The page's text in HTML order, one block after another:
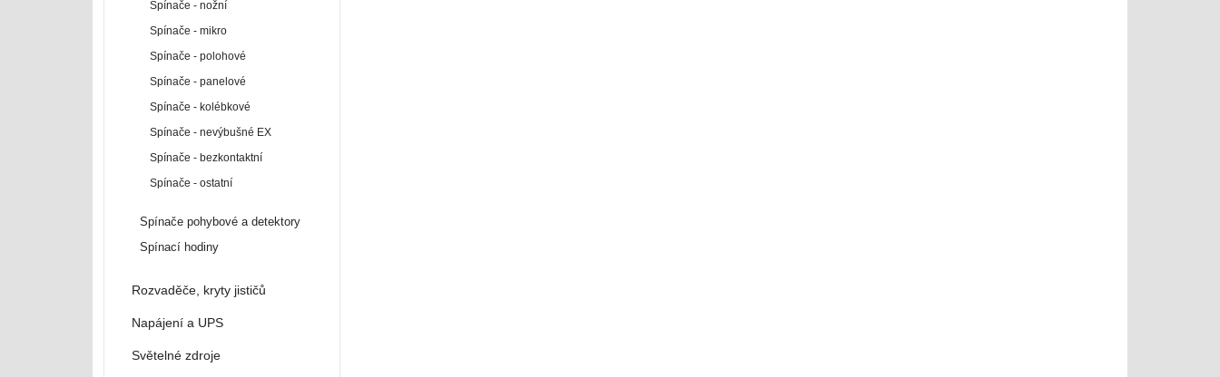
Spínače - nožní
Spínače - mikro
Spínače - polohové
Spínače - panelové
Spínače - kolébkové
Spínače - nevýbušné EX
Spínače - bezkontaktní
Spínače - ostatní
Spínače pohybové a detektory
Spínací hodiny
Rozvaděče, kryty jističů
Napájení a UPS
Světelné zdroje